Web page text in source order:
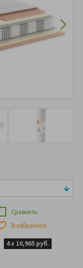
4 х 10,965 руб.
Сравнить
В избранное